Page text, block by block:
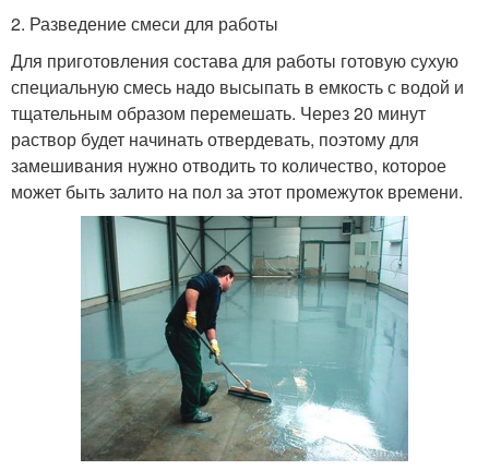
2. Разведение смеси для работы
Для приготовления состава для работы готовую сухую
специальную смесь надо высыпать в емкость с водой и
тщательным образом перемешать. Через 20 минут
раствор будет начинать отвердевать, поэтому для
замешивания нужно отводить то количество, которое
может быть залито на пол за этот промежуток времени.